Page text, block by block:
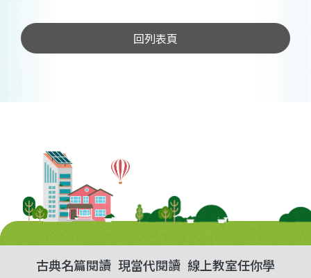
回列表頁
古典名篇閱讀 現當代閱讀 線上教室任你學